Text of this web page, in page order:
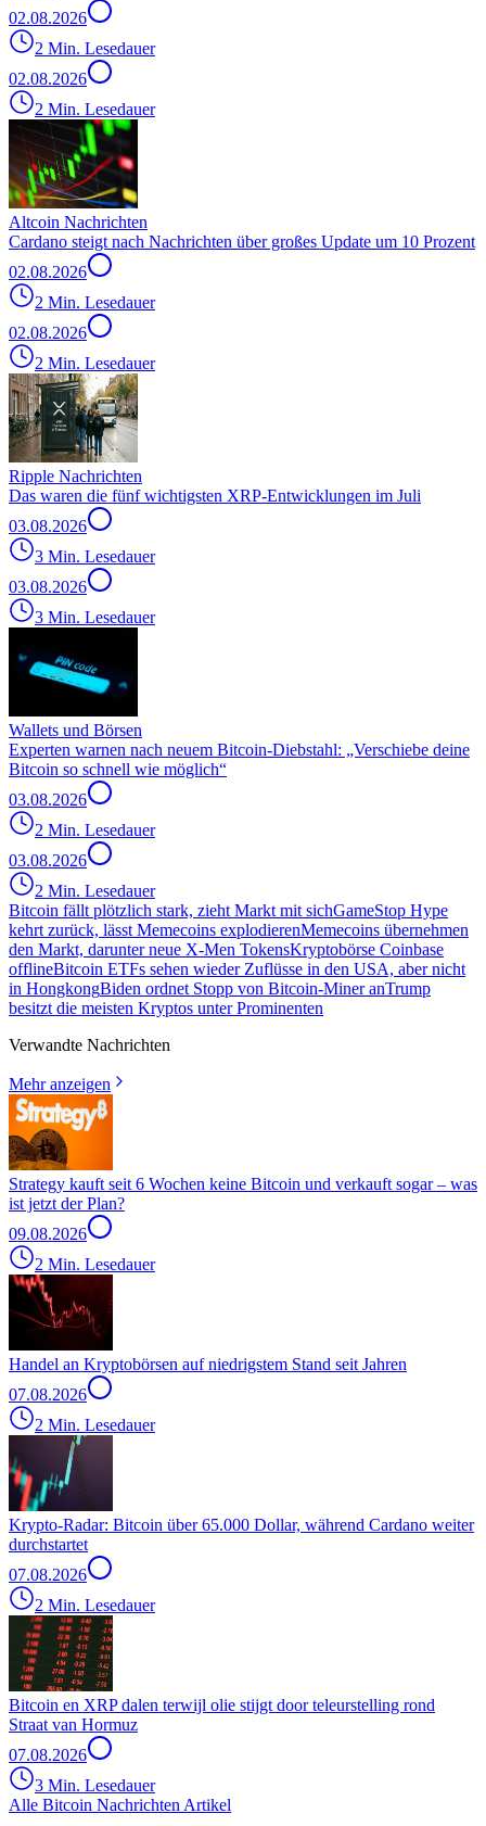
02.08.2026
2 Min. Lesedauer
02.08.2026
2 Min. Lesedauer
Altcoin Nachrichten
Cardano steigt nach Nachrichten über großes Update um 10 Prozent
02.08.2026
2 Min. Lesedauer
02.08.2026
2 Min. Lesedauer
Ripple Nachrichten
Das waren die fünf wichtigsten XRP-Entwicklungen im Juli
03.08.2026
3 Min. Lesedauer
03.08.2026
3 Min. Lesedauer
Wallets und Börsen
Experten warnen nach neuem Bitcoin-Diebstahl: „Verschiebe deine
Bitcoin so schnell wie möglich“
03.08.2026
2 Min. Lesedauer
03.08.2026
2 Min. Lesedauer
Bitcoin fällt plötzlich stark, zieht Markt mit sichGameStop Hype
kehrt zurück, lässt Memecoins explodierenMemecoins übernehmen
den Markt, darunter neue X-Men TokensKryptobörse Coinbase
offlineBitcoin ETFs sehen wieder Zuflüsse in den USA, aber nicht
in HongkongBiden ordnet Stopp von Bitcoin-Miner anTrump
besitzt die meisten Kryptos unter Prominenten
Verwandte Nachrichten
Mehr anzeigen
Strategy kauft seit 6 Wochen keine Bitcoin und verkauft sogar – was
ist jetzt der Plan?
09.08.2026
2 Min. Lesedauer
Handel an Kryptobörsen auf niedrigstem Stand seit Jahren
07.08.2026
2 Min. Lesedauer
Krypto-Radar: Bitcoin über 65.000 Dollar, während Cardano weiter
durchstartet
07.08.2026
2 Min. Lesedauer
Bitcoin en XRP dalen terwijl olie stijgt door teleurstelling rond
Straat van Hormuz
07.08.2026
3 Min. Lesedauer
Alle Bitcoin Nachrichten Artikel